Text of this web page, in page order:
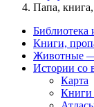
Папа,
Библиотека
Книги,
Животные
Истории со
Карта
Книги